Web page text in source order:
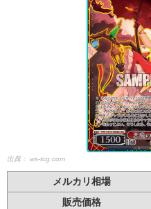
出典： ws-tcg.com
メルカリ相場
販売価格